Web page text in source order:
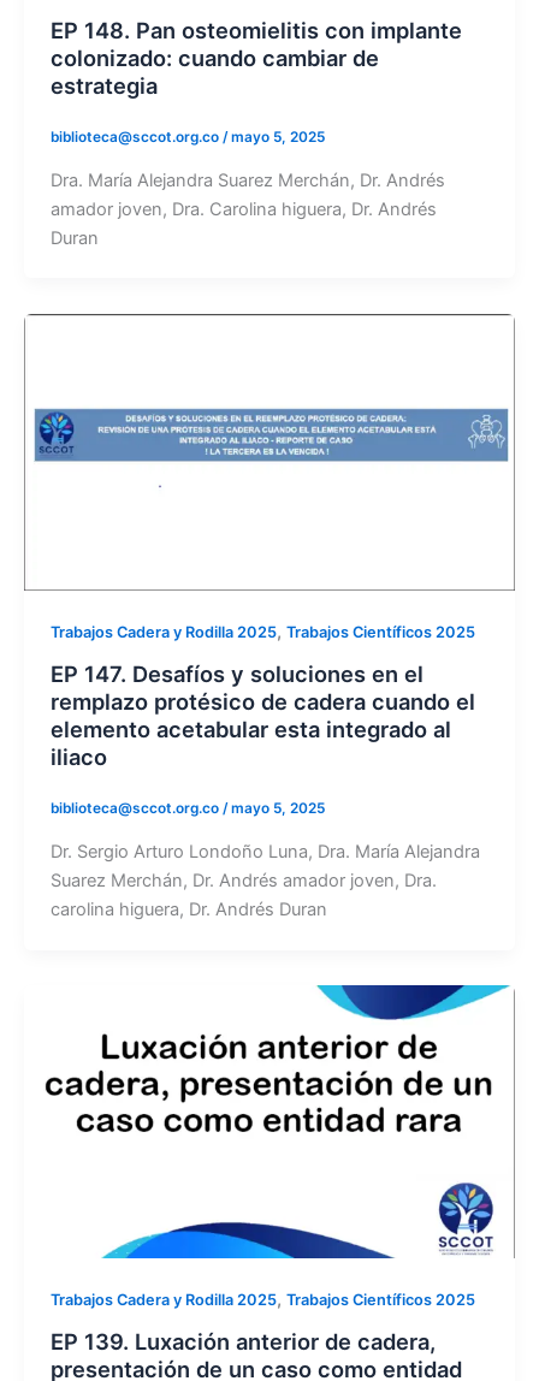
EP 148. Pan osteomielitis con implante
colonizado: cuando cambiar de
estrategia
biblioteca@sccot.org.co /mayo 5, 2025
Dra. María Alejandra Suarez Merchán, Dr. Andrés
amador joven, Dra. Carolina higuera, Dr. Andrés
Duran
Trabajos Cadera y Rodilla 2025, Trabajos Científicos 2025
EP 147. Desafíos y soluciones en el
remplazo protésico de cadera cuando el
elemento acetabular esta integrado al
iliaco
biblioteca@sccot.org.co /mayo 5, 2025
Dr. Sergio Arturo Londoño Luna, Dra. María Alejandra
Suarez Merchán, Dr. Andrés amador joven, Dra.
carolina higuera, Dr. Andrés Duran
Trabajos Cadera y Rodilla 2025, Trabajos Científicos 2025
EP 139. Luxación anterior de cadera,
presentación de un caso como entidad